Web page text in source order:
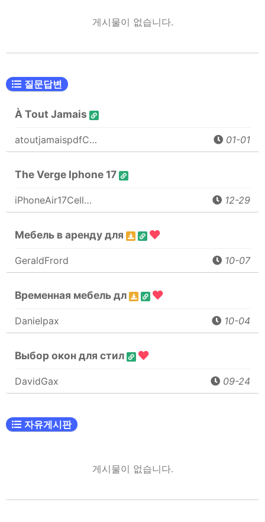
게시물이 없습니다.
질문답변
À Tout Jamais
atoutjamaispdfC… 01-01
The Verge Iphone 17
iPhoneAir17Cell… 12-29
Мебель в аренду для
GeraldFrord 10-07
Временная мебель дл
Danielpax 10-04
Выбор окон для стил
DavidGax 09-24
자유게시판
게시물이 없습니다.